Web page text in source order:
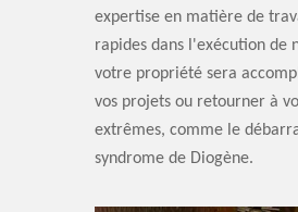
expertise en matière de
rapides dans l'exécution de
votre propriété sera
vos projets ou retourner à
extrêmes, comme le
syndrome de Diogène.